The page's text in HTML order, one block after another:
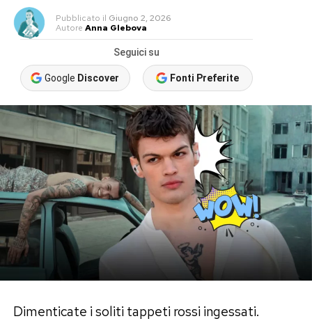
Pubblicato il Giugno 2, 2026
Autore Anna Glebova
Seguici su
Google Discover Fonti Preferite
Dimenticate i soliti tappeti rossi ingessati.